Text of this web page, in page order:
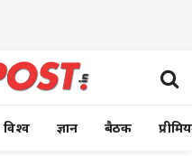
विश्व ज्ञान बैठक